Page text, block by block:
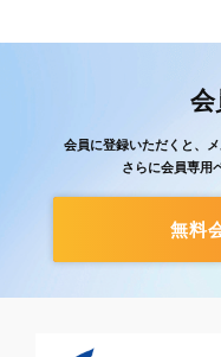
会
会員に登録いただくと、
さらに会員専用
無料